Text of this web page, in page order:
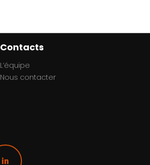
Contacts
L’équipe
Nous contacter